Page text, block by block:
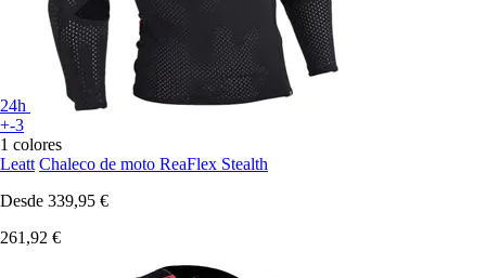
24h
+-3
1 colores
Leatt Chaleco de moto ReaFlex Stealth
Desde 339,95 €
261,92 €